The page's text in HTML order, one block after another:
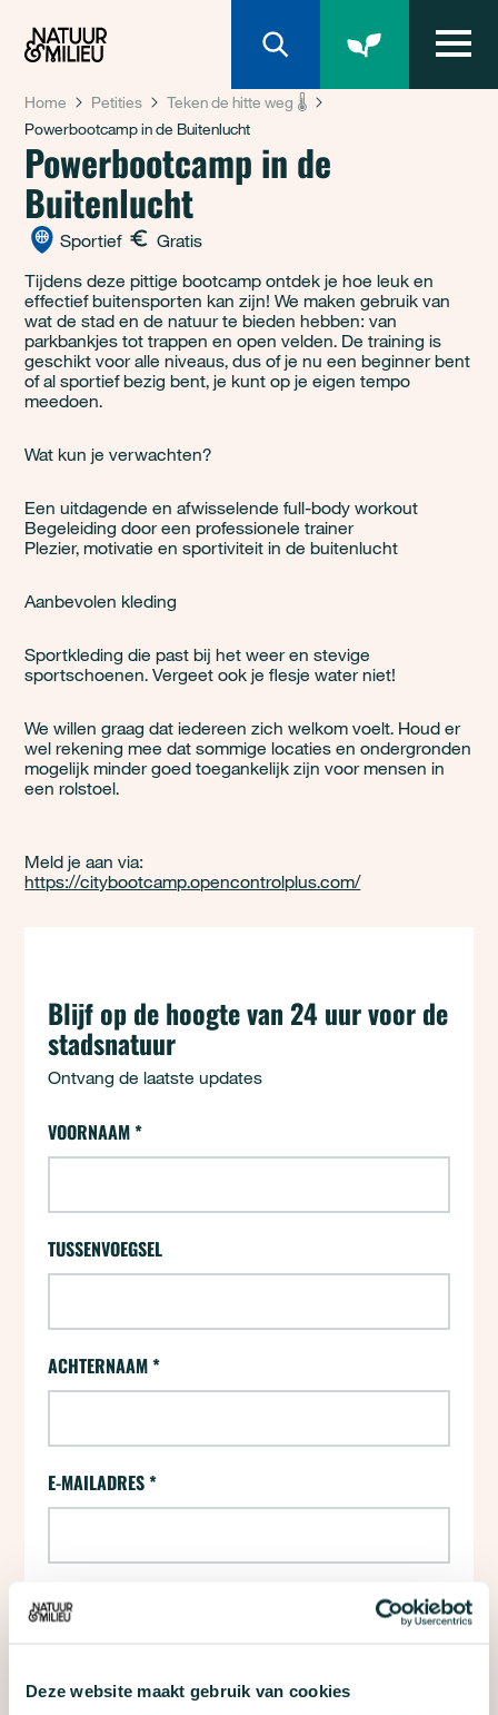
Deze website maakt gebruik van cookies
Home Petities
Teken de hitte weg 🌡️
Powerbootcamp in de Buitenlucht
Powerbootcamp in de
Buitenlucht
Sportief
Gratis
Tijdens deze pittige bootcamp ontdek je hoe leuk en
effectief buitensporten kan zijn! We maken gebruik van
wat de stad en de natuur te bieden hebben: van
parkbankjes tot trappen en open velden. De training is
geschikt voor alle niveaus, dus of je nu een beginner bent
of al sportief bezig bent, je kunt op je eigen tempo
meedoen.
Wat kun je verwachten?
Een uitdagende en afwisselende full-body workout
Begeleiding door een professionele trainer
Plezier, motivatie en sportiviteit in de buitenlucht
Aanbevolen kleding
Sportkleding die past bij het weer en stevige
sportschoenen. Vergeet ook je flesje water niet!
We willen graag dat iedereen zich welkom voelt. Houd er
wel rekening mee dat sommige locaties en ondergronden
mogelijk minder goed toegankelijk zijn voor mensen in
een rolstoel.
Meld je aan via:
https://citybootcamp.opencontrolplus.com/
Blijf op de hoogte van 24 uur voor de
stadsnatuur
Ontvang de laatste updates
24 uur - Aanmelden (opt-ins)
VOORNAAM*
TUSSENVOEGSEL
ACHTERNAAM*
E-MAILADRES*
Ja, houd mij per e-mail op de hoogte van
nieuws, acties en andere informatie van Natuur